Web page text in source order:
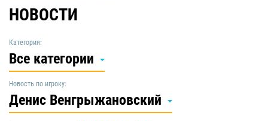
НОВОСТИ
Категория:
Все категории
Новость по игроку:
Денис Венгрыжановский